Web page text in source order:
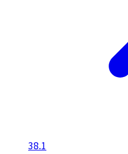
38.1